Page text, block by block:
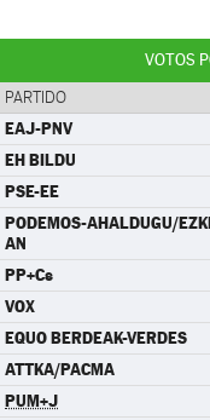
VOTOS
PARTIDO
EAJ-PNV
EH BILDU
PSE-EE
PODEMOS-AHALDUGU/
AN
PP+Cs
VOX
EQUO BERDEAK-VERDES
ATTKA/PACMA
PUM+J